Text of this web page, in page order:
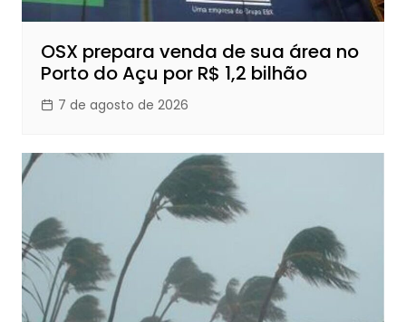
OSX prepara venda de sua área no
Porto do Açu por R$ 1,2 bilhão
7 de agosto de 2026